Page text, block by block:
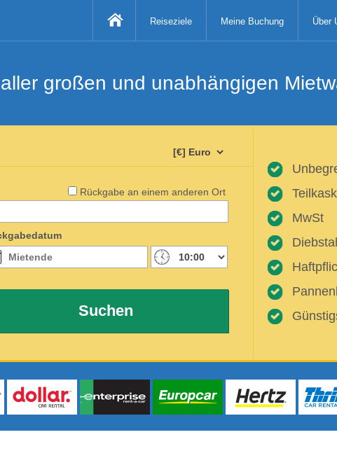
Reiseziele Meine Buchung Über
großen und unabhängigen
Rückgabe an einem anderen Ort
Suchen
MwSt